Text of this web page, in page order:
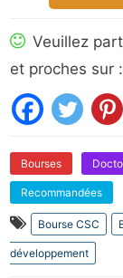
Veuillez
et proches sur :
Bourses
Recommandées
Bourse CSC
développement